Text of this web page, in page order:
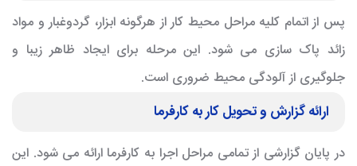
پس از اتمام کلیه مراحل محیط کار از هرگونه ابزار، گردوغبار و مواد
زائد پاک سازی می شود. این مرحله برای ایجاد ظاهر زیبا و
جلوگیری از آلودگی محیط ضروری است.
ارائه گزارش و تحویل کار به کارفرما
در پایان گزارشی از تمامی مراحل اجرا به کارفرما ارائه می شود. این